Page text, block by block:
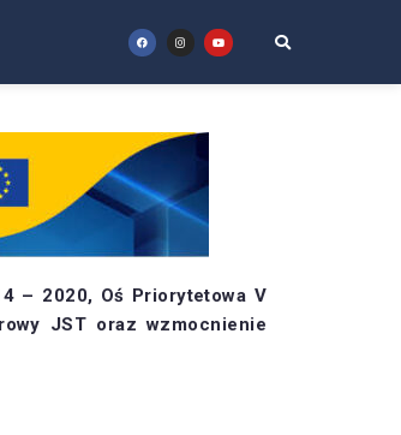
– 2020, Oś Priorytetowa V
JST oraz wzmocnienie